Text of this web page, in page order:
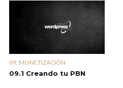
09. MONETIZACIÓN
09.1 Creando tu PBN